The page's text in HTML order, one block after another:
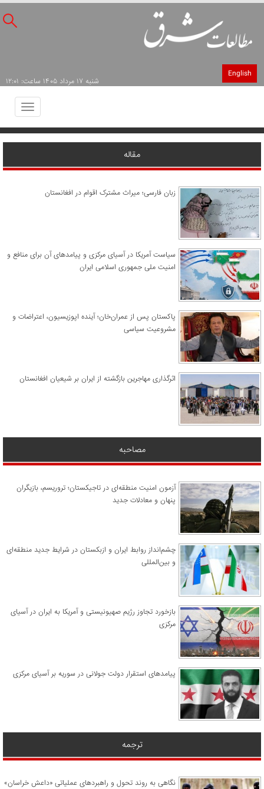
English
شنبه ۱۷ مرداد ۱۴۰۵ ساعت: ۱۲:۰۱
Toggle
مقاله
زبان فارسی؛ میراث مشترک اقوام در افغانستان
سیاست آمریکا در آسیای مرکزی و پیامدهای آن برای منافع و
امنیت ملی جمهوری اسلامی ایران
پاکستان پس از عمران‌خان؛ آینده اپوزیسیون، اعتراضات و
مشروعیت سیاسی
اثرگذاری مهاجرین بازگشته از ایران بر شیعیان افغانستان
مصاحبه
آزمون امنیت منطقه‌ای در تاجیکستان؛ تروریسم، بازیگران
پنهان و معادلات جدید
چشم‌انداز روابط ایران و ازبکستان در شرایط جدید منطقه‌ای
و بین‌المللی
​بازخورد تجاوز رژیم صهیونیستی و آمریکا به ایران در آسیای
مرکزی
پیامدهای استقرار دولت جولانی در سوریه بر آسیای مرکزی
ترجمه
نگاهی به روند تحول و راهبردهای عملیاتی «داعش خراسان»